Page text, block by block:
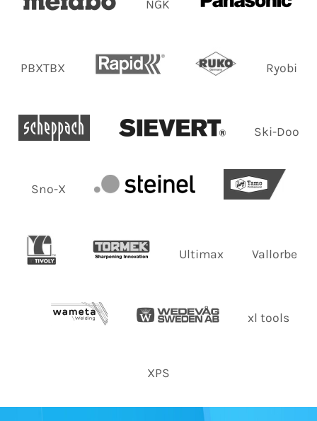
NGK
PBXTBX Ryobi
Ski-Doo
Sno-X
Ultimax Vallorbe
xl tools
XPS